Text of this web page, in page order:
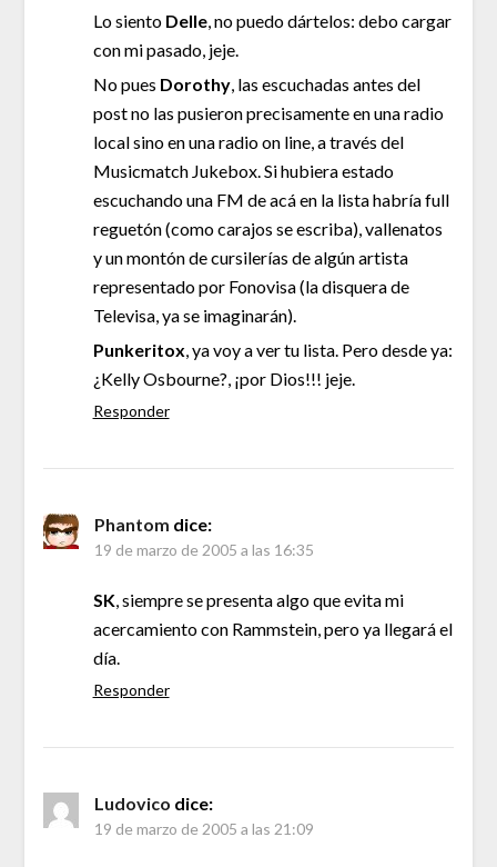
Lo siento Delle, no puedo dártelos: debo cargar
con mi pasado, jeje.
No pues Dorothy, las escuchadas antes del
post no las pusieron precisamente en una radio
local sino en una radio on line, a través del
Musicmatch Jukebox. Si hubiera estado
escuchando una FM de acá en la lista habría full
reguetón (como carajos se escriba), vallenatos
y un montón de cursilerías de algún artista
representado por Fonovisa (la disquera de
Televisa, ya se imaginarán).
Punkeritox, ya voy a ver tu lista. Pero desde ya:
¿Kelly Osbourne?, ¡por Dios!!! jeje.
Responder
Phantom dice:
19 de marzo de 2005 a las 16:35
SK, siempre se presenta algo que evita mi
acercamiento con Rammstein, pero ya llegará el
día.
Responder
Ludovico dice:
19 de marzo de 2005 a las 21:09